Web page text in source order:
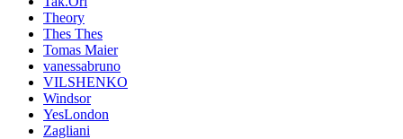
Theory
Thes Thes
Tomas Maier
vanessabruno
VILSHENKO
Windsor
YesLondon
Zagliani